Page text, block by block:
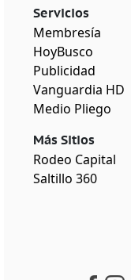
Servicios
Membresía
HoyBusco
Publicidad
Vanguardia HD
Medio Pliego
Más Sitios
Rodeo Capital
Saltillo 360